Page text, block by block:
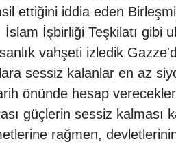
ettiğini iddia eden
İşbirliği Teşkilatı gibi
vahşeti izledik
sessiz kalanlar en az
önünde hesap
güçlerin sessiz kalması
rağmen,